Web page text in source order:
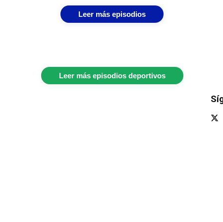
Leer más episodios
Leer más episodios deportivos